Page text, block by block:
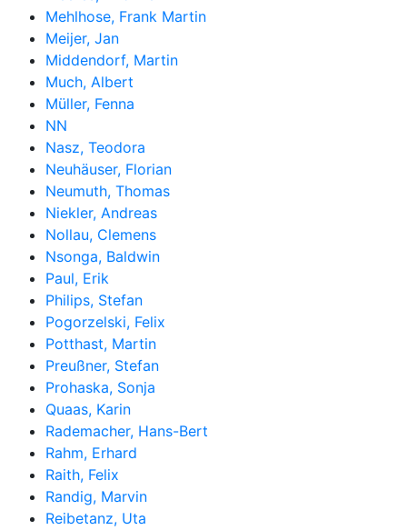
Mehlhose, Frank Martin
Meijer, Jan
Middendorf, Martin
Much, Albert
Müller, Fenna
NN
Nasz, Teodora
Neuhäuser, Florian
Neumuth, Thomas
Niekler, Andreas
Nollau, Clemens
Nsonga, Baldwin
Paul, Erik
Philips, Stefan
Pogorzelski, Felix
Potthast, Martin
Preußner, Stefan
Prohaska, Sonja
Quaas, Karin
Rademacher, Hans-Bert
Rahm, Erhard
Raith, Felix
Randig, Marvin
Reibetanz, Uta